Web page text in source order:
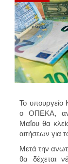
Το υπουργείο
ο ΟΠΕΚΑ,
Μαΐου θα
αιτήσεων για
Μετά την
θα δέχεται